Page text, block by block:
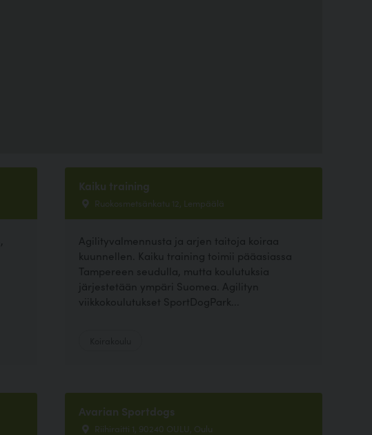
Kaiku training
Ruokosmetsänkatu 12, Lempäälä
Agilityvalmennusta ja arjen taitoja koiraa
kuunnellen. Kaiku training toimii pääasiassa
Tampereen seudulla, mutta koulutuksia
järjestetään ympäri Suomea. Agilityn
viikkokoulutukset SportDogPark...
Avarian Sportdogs
Riihiraitti 1, 90240 OULU, Oulu